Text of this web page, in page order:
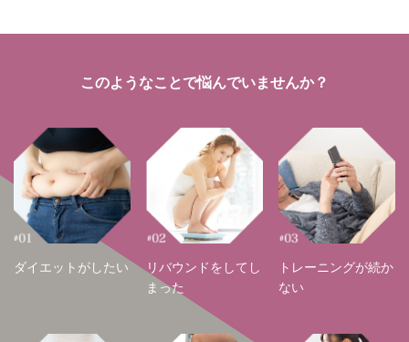
このようなことで悩んでいませんか？
ダイエットがしたい
リバウンドをしてし
まった
トレーニングが続か
ない